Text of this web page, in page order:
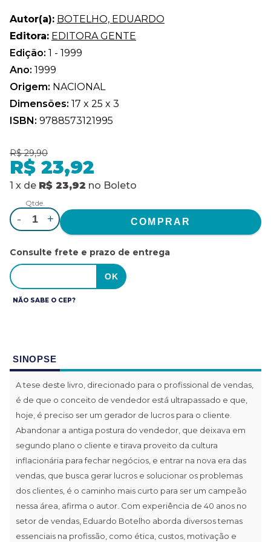
Autor(a): BOTELHO, EDUARDO
Editora: EDITORA GENTE
Edição: 1 - 1999
Ano: 1999
Origem: NACIONAL
Dimensões: 17 x 25 x 3
ISBN: 9788573121995
R$ 29,90
R$ 23,92
1 x de R$ 23,92 no Boleto
Qtde.
- +
Consulte frete e prazo de entrega
NÃO SABE O CEP?
SINOPSE
A tese deste livro, direcionado para o profissional de vendas,
é de que o conceito de vendedor está ultrapassado e que,
hoje, é preciso ser um gerador de lucros para o cliente.
Abandonar a antiga postura do vendedor, que deixava em
segundo plano o cliente e tirava proveito da cultura
inflacionária para fechar negócios, e entrar na nova era das
vendas, que busca gerar lucros e solucionar os problemas
dos clientes, é o caminho mais curto para ser um campeão
nessa área, afirma o autor. Com experiência de 40 anos no
setor de vendas, Eduardo Botelho aborda diversos temas
essenciais na profissão, como ética, custos, motivação e